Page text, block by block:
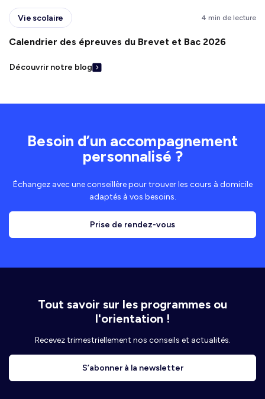
Vie scolaire 4 min de lecture
Calendrier des épreuves du Brevet et Bac 2026
Découvrir notre blog
Besoin d’un accompagnement
personnalisé ?
Échangez avec une conseillère pour trouver les cours à domicile
adaptés à vos besoins.
Prise de rendez-vous
Tout savoir sur les programmes ou
l'orientation !
Recevez trimestriellement nos conseils et actualités.
S’abonner à la newsletter